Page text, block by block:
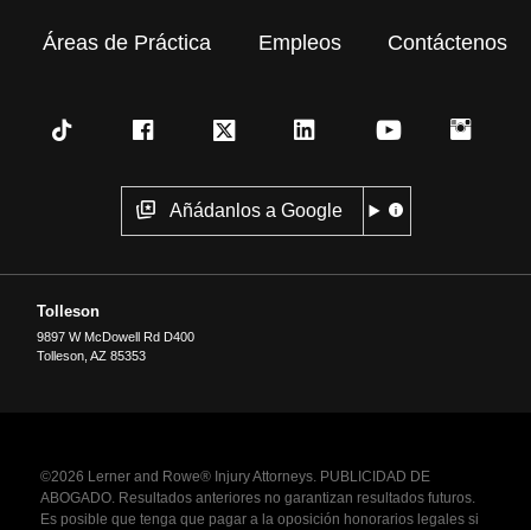
Áreas de Práctica Empleos Contáctenos
Añádanlos a Google
Tolleson
9897 W McDowell Rd D400
Tolleson ,AZ 85353
©2026 Lerner and Rowe® Injury Attorneys. PUBLICIDAD DE
ABOGADO. Resultados anteriores no garantizan resultados futuros.
Es posible que tenga que pagar a la oposición honorarios legales si